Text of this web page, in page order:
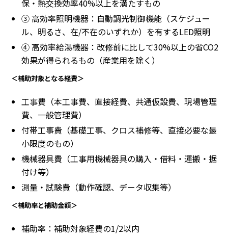
保・熱交換効率40%以上を満たすもの
③ 高効率照明機器：自動調光制御機能（スケジュー
ル、明るさ、在/不在のいずれか）を有するLED照明
④ 高効率給湯機器：改修前に比して30%以上の省CO2
効果が得られるもの（産業用を除く）
＜補助対象となる経費＞
工事費（本工事費、直接経費、共通仮設費、現場管理
費、一般管理費）
付帯工事費（基礎工事、クロス補修等、直接必要な最
小限度のもの）
機械器具費（工事用機械器具の購入・借料・運搬・据
付け等）
測量・試験費（動作確認、データ収集等）
＜補助率と補助金額＞
補助率：補助対象経費の1/2以内